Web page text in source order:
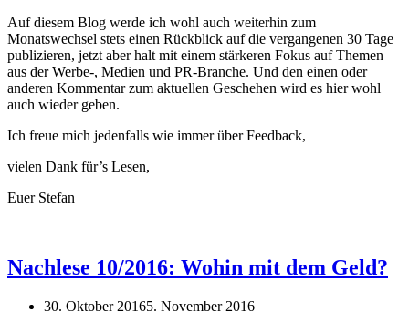
Auf diesem Blog werde ich wohl auch weiterhin zum
Monatswechsel stets einen Rückblick auf die vergangenen 30 Tage
publizieren, jetzt aber halt mit einem stärkeren Fokus auf Themen
aus der Werbe-, Medien und PR-Branche. Und den einen oder
anderen Kommentar zum aktuellen Geschehen wird es hier wohl
auch wieder geben.
Ich freue mich jedenfalls wie immer über Feedback,
vielen Dank für’s Lesen,
Euer Stefan
Nachlese 10/2016: Wohin mit dem Geld?
30. Oktober 20165. November 2016